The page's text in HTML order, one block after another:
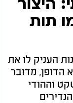
תות
העניק לו את
הדופן, מדובר
וההודי